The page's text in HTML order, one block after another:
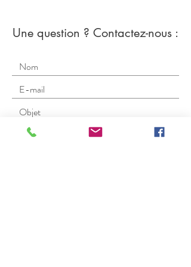
Une question ? Contactez-nous :